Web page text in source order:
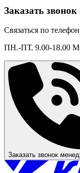
Заказать
Связаться по
ПН.-ПТ. 9.00-18.00
Заказать звонок